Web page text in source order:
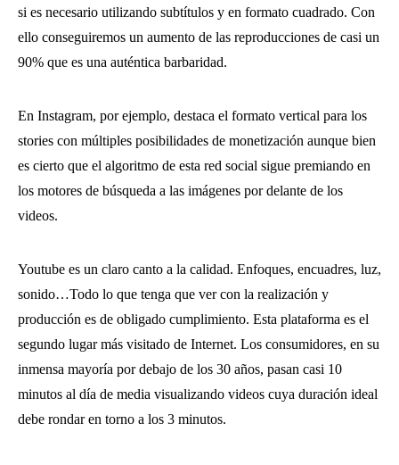
si es necesario utilizando subtítulos y en formato cuadrado. Con
ello conseguiremos un aumento de las reproducciones de casi un
90% que es una auténtica barbaridad.
En Instagram, por ejemplo, destaca el formato vertical para los
stories con múltiples posibilidades de monetización aunque bien
es cierto que el algoritmo de esta red social sigue premiando en
los motores de búsqueda a las imágenes por delante de los
videos.
Youtube es un claro canto a la calidad. Enfoques, encuadres, luz,
sonido…Todo lo que tenga que ver con la realización y
producción es de obligado cumplimiento. Esta plataforma es el
segundo lugar más visitado de Internet. Los consumidores, en su
inmensa mayoría por debajo de los 30 años, pasan casi 10
minutos al día de media visualizando videos cuya duración ideal
debe rondar en torno a los 3 minutos.